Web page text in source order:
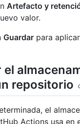
Artefacto y
valor.
Guardar para
repositorio
el
Actions usa en